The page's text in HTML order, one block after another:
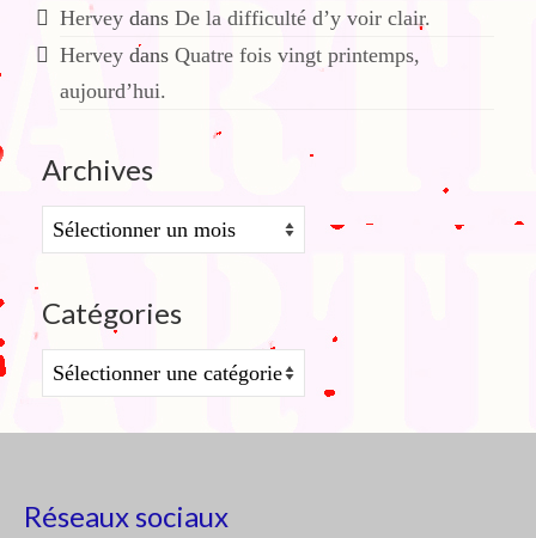
Hervey dans De la difficulté d’y voir clair.
Hervey dans Quatre fois vingt printemps,
aujourd’hui.
Archives
Archives
Catégories
Catégories
Réseaux sociaux